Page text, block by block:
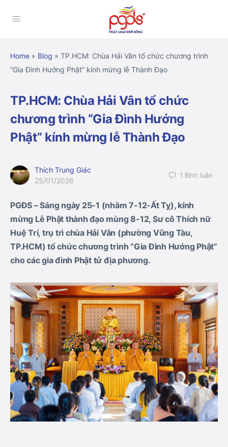
Home » Blog » TP.HCM: Chùa Hải Vân tổ chức chương trình
“Gia Đình Hướng Phật” kính mừng lễ Thành Đạo
TP.HCM: Chùa Hải Vân tổ chức
chương trình “Gia Đình Hướng
Phật” kính mừng lễ Thành Đạo
Thích Trung Giác
25/01/2026
1 Bình luận
PGĐS – Sáng ngày 25-1 (nhằm 7-12-Ất Tỵ), kính
mừng Lễ Phật thành đạo mùng 8-12, Sư cô Thích nữ
Huệ Trí, trụ trì chùa Hải Vân (phường Vũng Tàu,
TP.HCM) tổ chức chương trình “Gia Đình Hướng Phật”
cho các gia đình Phật tử địa phương.